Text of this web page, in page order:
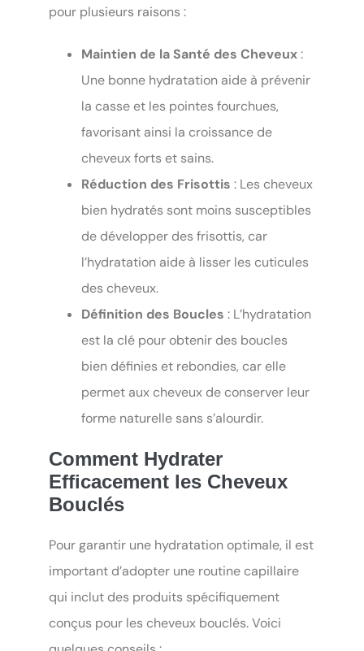
pour plusieurs raisons :
Maintien de la Santé des Cheveux:
Une bonne hydratation aide à prévenir
la casse et les pointes fourchues,
favorisant ainsi la croissance de
cheveux forts et sains.
Réduction des Frisottis : Les cheveux
bien hydratés sont moins susceptibles
de développer des frisottis, car
l’hydratation aide à lisser les cuticules
des cheveux.
Définition des Boucles : L’hydratation
est la clé pour obtenir des boucles
bien définies et rebondies, car elle
permet aux cheveux de conserver leur
forme naturelle sans s’alourdir.
Comment Hydrater
Efficacement les Cheveux
Bouclés
Pour garantir une hydratation optimale, il est
important d’adopter une routine capillaire
qui inclut des produits spécifiquement
conçus pour les cheveux bouclés. Voici